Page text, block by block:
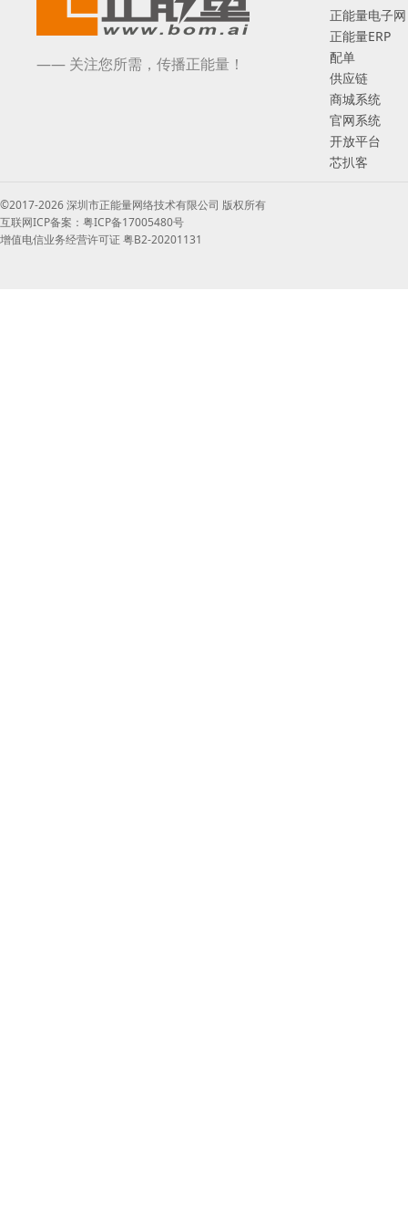
—— 关注您所需，传播正能量！
正能量电子网
正能量ERP
配单
供应链
商城系统
官网系统
开放平台
芯扒客
©2017-2026 深圳市正能量网络技术有限公司 版权所有
互联网ICP备案：粤ICP备17005480号
增值电信业务经营许可证 粤B2-20201131